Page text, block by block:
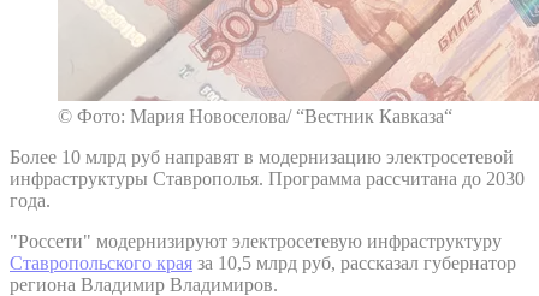
© Фото: Мария Новоселова/ “Вестник Кавказа“
Более 10 млрд руб направят в модернизацию электросетевой
инфраструктуры Ставрополья. Программа рассчитана до 2030
года.
"Россети" модернизируют электросетевую инфраструктуру
Ставропольского края за 10,5 млрд руб, рассказал губернатор
региона Владимир Владимиров.